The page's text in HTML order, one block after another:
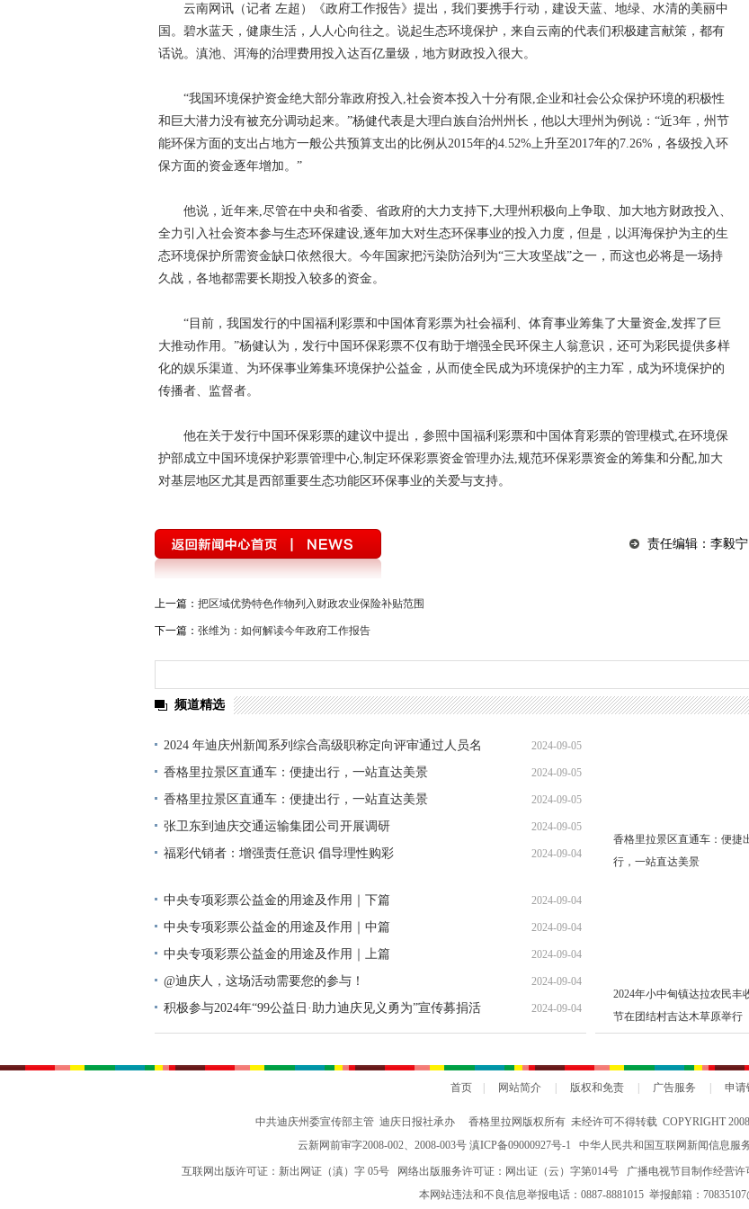
云南网讯（记者 左超）《政府工作报告》提出，我们要携手行动，建设天蓝、地绿、水清的美丽中
国。碧水蓝天，健康生活，人人心向往之。说起生态环境保护，来自云南的代表们积极建言献策，都有
话说。滇池、洱海的治理费用投入达百亿量级，地方财政投入很大。
“我国环境保护资金绝大部分靠政府投入,社会资本投入十分有限,企业和社会公众保护环境的积极性
和巨大潜力没有被充分调动起来。”杨健代表是大理白族自治州州长，他以大理州为例说：“近3年，州节
能环保方面的支出占地方一般公共预算支出的比例从2015年的4.52%上升至2017年的7.26%，各级投入环
保方面的资金逐年增加。”
他说，近年来,尽管在中央和省委、省政府的大力支持下,大理州积极向上争取、加大地方财政投入、
全力引入社会资本参与生态环保建设,逐年加大对生态环保事业的投入力度，但是，以洱海保护为主的生
态环境保护所需资金缺口依然很大。今年国家把污染防治列为“三大攻坚战”之一，而这也必将是一场持
久战，各地都需要长期投入较多的资金。
“目前，我国发行的中国福利彩票和中国体育彩票为社会福利、体育事业筹集了大量资金,发挥了巨
大推动作用。”杨健认为，发行中国环保彩票不仅有助于增强全民环保主人翁意识，还可为彩民提供多样
化的娱乐渠道、为环保事业筹集环境保护公益金，从而使全民成为环境保护的主力军，成为环境保护的
传播者、监督者。
他在关于发行中国环保彩票的建议中提出，参照中国福利彩票和中国体育彩票的管理模式,在环境保
护部成立中国环境保护彩票管理中心,制定环保彩票资金管理办法,规范环保彩票资金的筹集和分配,加大
对基层地区尤其是西部重要生态功能区环保事业的关爱与支持。
责任编辑：李毅宁
上一篇： 把区域优势特色作物列入财政农业保险补贴范围
下一篇： 张维为：如何解读今年政府工作报告
频道精选
2024 年迪庆州新闻系列综合高级职称定向评审通过人员名
单公示
香格里拉景区直通车：便捷出行，一站直达美景
香格里拉景区直通车：便捷出行，一站直达美景
福彩代销者：增强责任意识 倡导理性购彩 2024-09-04
中央专项彩票公益金的用途及作用｜下篇 2024-09-04
中央专项彩票公益金的用途及作用｜中篇 2024-09-04
中央专项彩票公益金的用途及作用｜上篇 2024-09-04
2024-09-04
行，一站直达美景